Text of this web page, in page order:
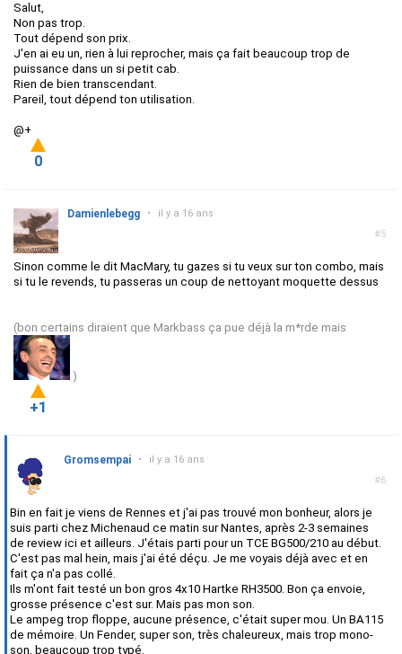
Salut,
Non pas trop.
Tout dépend son prix.
J'en ai eu un, rien à lui reprocher, mais ça fait beaucoup trop de
puissance dans un si petit cab.
Rien de bien transcendant.
Pareil, tout dépend ton utilisation.
@+
0
#5
Damienlebegg • il y a 16 ans
Sinon comme le dit MacMary, tu gazes si tu veux sur ton combo, mais
si tu le revends, tu passeras un coup de nettoyant moquette dessus
(bon certains diraient que Markbass ça pue déjà la m*rde mais
)
+1
#6
Gromsempai • il y a 16 ans
Bin en fait je viens de Rennes et j'ai pas trouvé mon bonheur, alors je
suis parti chez Michenaud ce matin sur Nantes, après 2-3 semaines
de review ici et ailleurs. J'étais parti pour un TCE BG500/210 au début.
C'est pas mal hein, mais j'ai été déçu. Je me voyais déjà avec et en
fait ça n'a pas collé.
Ils m'ont fait testé un bon gros 4x10 Hartke RH3500. Bon ça envoie,
grosse présence c'est sur. Mais pas mon son.
Le ampeg trop floppe, aucune présence, c'était super mou. Un BA115
de mémoire. Un Fender, super son, très chaleureux, mais trop mono-
son, beaucoup trop typé.